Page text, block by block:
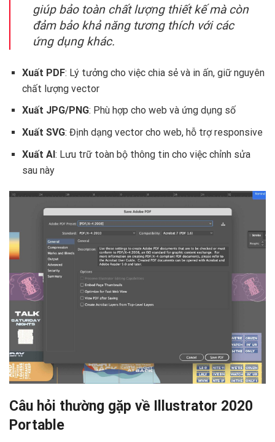
giúp bảo toàn chất lượng thiết kế mà còn
đảm bảo khả năng tương thích với các
ứng dụng khác.
Xuất PDF: Lý tưởng cho việc chia sẻ và in ấn, giữ nguyên
chất lượng vector
Xuất JPG/PNG: Phù hợp cho web và ứng dụng số
Xuất SVG: Định dạng vector cho web, hỗ trợ responsive
Xuất AI: Lưu trữ toàn bộ thông tin cho việc chỉnh sửa
sau này
Câu hỏi thường gặp về Illustrator 2020
Portable